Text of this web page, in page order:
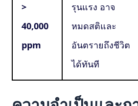
>
40,000
ppm
รุนแรง อาจ
หมดสติและ
อันตรายถึงชีวิต
ได้ทันที